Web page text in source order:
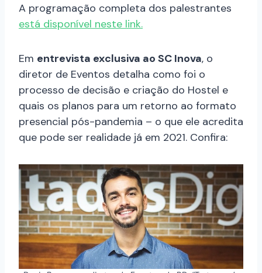
A programação completa dos palestrantes
está disponível neste link.
Em entrevista exclusiva ao SC Inova, o
diretor de Eventos detalha como foi o
processo de decisão e criação do Hostel e
quais os planos para um retorno ao formato
presencial pós-pandemia – o que ele acredita
que pode ser realidade já em 2021. Confira: